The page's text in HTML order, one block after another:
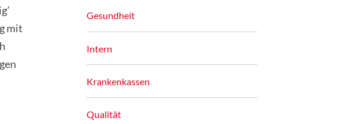
mit
Gesundheit
Intern
Krankenkassen
Qualität